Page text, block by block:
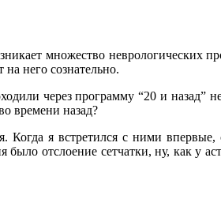
множество неврологических
него сознательно.
через программу “20 и назад”
времени назад?
Когда я встретился с ними
отслоение сетчатки, ну, как у